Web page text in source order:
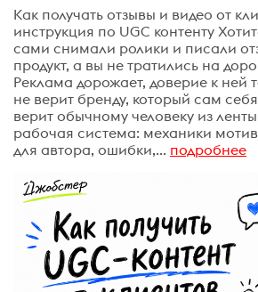
Как получать отзывы и видео от
инструкция по UGC контенту
сами снимали ролики и писали
продукт, а вы не тратились на
Реклама дорожает, доверие к ней
не верит бренду, который сам
верит обычному человеку из
рабочая система: механики
для автора, ошибки,... подробнее